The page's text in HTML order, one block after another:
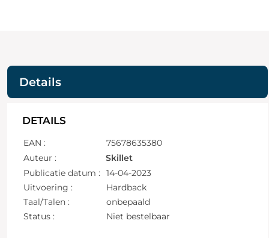
Details
DETAILS
EAN :
75678635380
Auteur :
Skillet
Publicatie datum :
14-04-2023
Uitvoering :
Hardback
Taal/Talen :
onbepaald
Status :
Niet bestelbaar